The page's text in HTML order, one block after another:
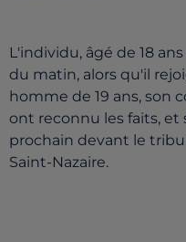
L'individu, âgé de 18
du matin, alors qu'il
homme de 19 ans, son
ont reconnu les faits, et
prochain devant le
Saint-Nazaire.